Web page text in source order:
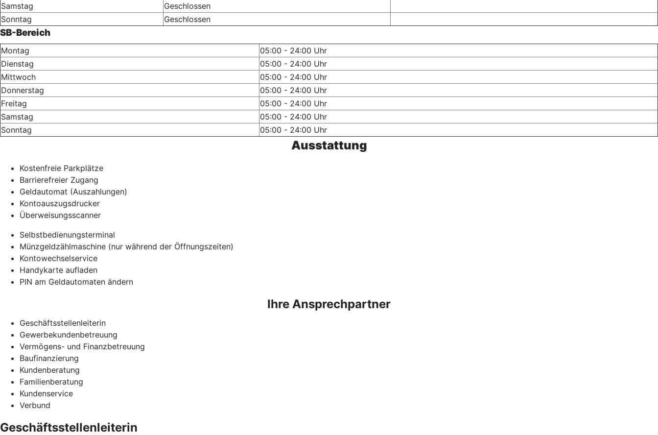
Samstag
Geschlossen
Sonntag
Geschlossen
SB-Bereich
Montag
05:00 - 24:00 Uhr
Dienstag
05:00 - 24:00 Uhr
Mittwoch
05:00 - 24:00 Uhr
Donnerstag
05:00 - 24:00 Uhr
Freitag
05:00 - 24:00 Uhr
Samstag
05:00 - 24:00 Uhr
Sonntag
05:00 - 24:00 Uhr
Ausstattung
Kostenfreie Parkplätze
Barrierefreier Zugang
Geldautomat (Auszahlungen)
Kontoauszugsdrucker
Überweisungsscanner
Selbstbedienungsterminal
Münzgeldzählmaschine (nur während der Öffnungszeiten)
Kontowechselservice
Handykarte aufladen
PIN am Geldautomaten ändern
Ihre Ansprechpartner
Geschäftsstellenleiterin
Gewerbekundenbetreuung
Vermögens- und Finanzbetreuung
Baufinanzierung
Kundenberatung
Familienberatung
Kundenservice
Verbund
Geschäftsstellenleiterin